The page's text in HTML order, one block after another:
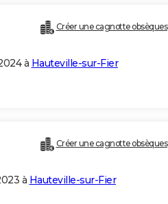
Créer une cagnotte obsèques
à Hauteville-sur-Fier
Créer une cagnotte obsèques
à Hauteville-sur-Fier